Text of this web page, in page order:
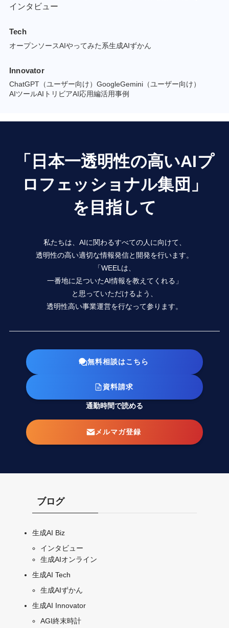
インタビュー
Tech
オープンソースAIやってみた系生成AIずかん
Innovator
ChatGPT（ユーザー向け） GoogleGemini（ユーザー向け）
AIツールAIトリビアAI応用編活用事例
「日本一透明性の高いAIプ
ロフェッショナル集団」
を目指して
私たちは、AIに関わるすべての人に向けて、
透明性の高い適切な情報発信と開発を行います。
「WEELは、
一番地に足ついたAI情報を教えてくれる」
と思っていただけるよう、
透明性高い事業運営を行なって参ります。
無料相談はこちら
資料請求
通勤時間で読める
メルマガ登録
ブログ
生成AI Biz
インタビュー
生成AIオンライン
生成AI Tech
生成AIずかん
生成AI Innovator
AGI終末時計